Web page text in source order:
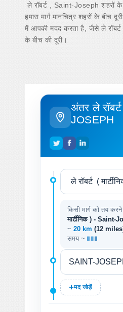
ले रॉबर्ट , Saint-Joseph शहरों के
हमारा मार्ग मानचित्र शहरों के बीच
में आपकी मदद करता है, जैसे ले
के बीच की दूरी।
अंतर ले
JOSEPH
किसी मार्ग को तय
मार्टीनिक ) - Saint-
~ 20 km (12
समय ~
मद जोड़ें